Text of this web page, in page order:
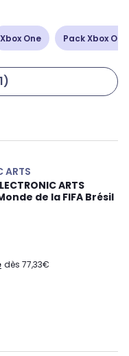
Xbox One Pack Xbox One
ARTS
ARTS
de la FIFA Brésil
dès 77,33€